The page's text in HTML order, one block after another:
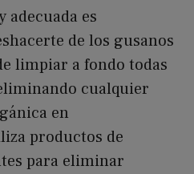
es
de los gusanos
limpiar a fondo todas
cualquier
en
productos de
para eliminar